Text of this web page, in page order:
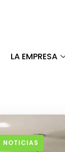
LA EMPRESA
NOTICIAS